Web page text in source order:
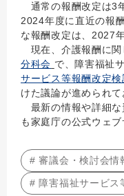
通常の報酬改定は3
2024年度に直近の報
な報酬改定は、2027
現在、介護報酬に関
分科会 で、障害福祉
サービス等報酬改定検
けた議論が進められ
最新の情報や詳細な
も家庭庁の公式ウェ
# 審議会・検討会情
# 障害福祉サービス